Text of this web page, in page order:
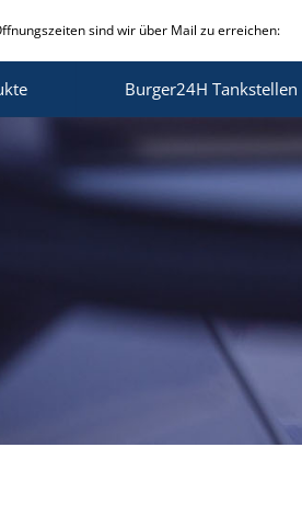
sind wir über Mail zu erreichen:
Burger24H Tankstellen